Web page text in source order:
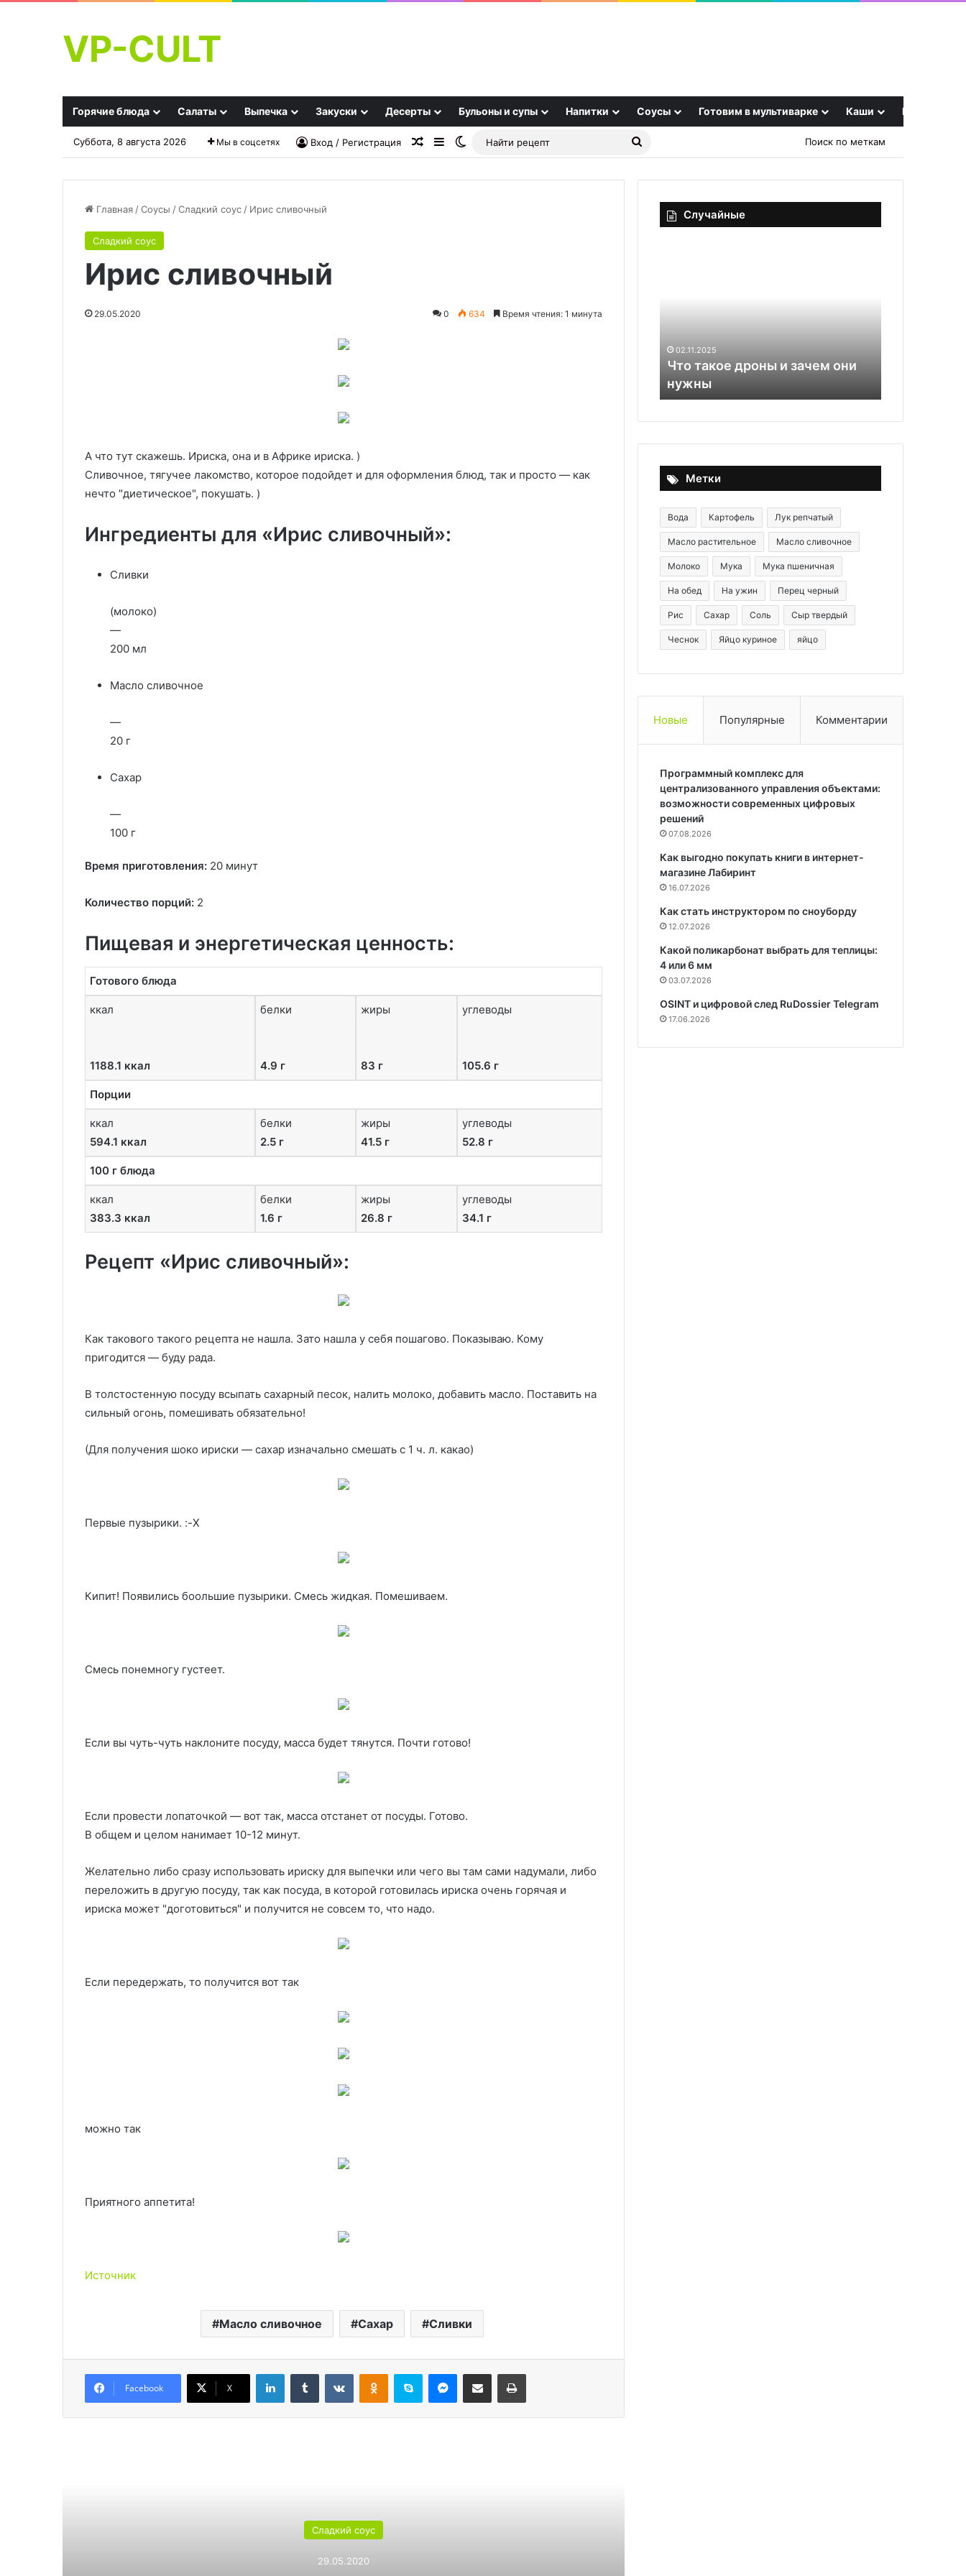
VP-CULT
Горячие блюда Салаты Выпечка Закуски Десерты Бульоны и супы Напитки Соусы Готовим в мультиварке Каши Еще
Суббота, 8 августа 2026 Мы в соцсетях Вход / Регистрация Случайная статья
SidebarSwitch skin
Найти
Поиск по меткам
Главная /Соусы /Сладкий соус / Ирис сливочный
Сладкий соус
Ирис сливочный
29.05.2020 0 634 Время чтения: 1 минута
А что тут скажешь. Ириска, она и в Африке ириска. )
Сливочное, тягучее лакомство, которое подойдeт и для оформления блюд, так и просто — как
нечто "диетическое", покушать. )
Ингредиенты для «Ирис сливочный»:
Сливки
(молоко)
—
200 мл
Масло сливочное
—
20 г
Сахар
—
100 г
Время приготовления: 20 минут
Количество порций: 2
Пищевая и энергетическая ценность:
Готового блюда
ккал
1188.1 ккал
белки
4.9 г
жиры
83 г
углеводы
105.6 г
Порции
ккал
594.1 ккал
белки
2.5 г
жиры
41.5 г
углеводы
52.8 г
100 г блюда
ккал
383.3 ккал
белки
1.6 г
жиры
26.8 г
углеводы
34.1 г
Рецепт «Ирис сливочный»:
Как такового такого рецепта не нашла. Зато нашла у себя пошагово. Показываю. Кому
пригодится — буду рада.
В толстостенную посуду всыпать сахарный песок, налить молоко, добавить масло. Поставить на
сильный огонь, помешивать обязательно!
(Для получения шоко ириски — сахар изначально смешать с 1 ч. л. какао)
Первые пузырики. :-X
Кипит! Появились боольшие пузырики. Смесь жидкая. Помешиваем.
Смесь понемногу густеет.
Если вы чуть-чуть наклоните посуду, масса будет тянутся. Почти готово!
Если провести лопаточкой — вот так, масса отстанет от посуды. Готово.
В общем и целом нанимает 10-12 минут.
Желательно либо сразу использовать ириску для выпечки или чего вы там сами надумали, либо
переложить в другую посуду, так как посуда, в которой готовилась ириска очень горячая и
ириска может "доготовиться" и получится не совсем то, что надо.
Если передержать, то получится вот так
можно так
Приятного аппетита!
Источник
Масло сливочное Сахар Сливки
Facebook X
LinkedInTumblr ВконтактеОдноклассники
Skype Messenger
Поделиться через электронную почту Печатать
Сладкий соус
29.05.2020
Случайные
котлеты
(мерджимек-булгур кёфтеси)
02.11.2025
Что такое дроны и зачем они
нужны
раковину
Метки
Вода Картофель Лук репчатый
Масло растительное Масло сливочное
Молоко Мука Мука пшеничная
На обед На ужин Перец черный
Рис Сахар Соль Сыр твердый
Чеснок Яйцо куриное яйцо
Новые Популярные Комментарии
Программный комплекс для
централизованного управления объектами:
возможности современных цифровых
решений
07.08.2026
Как выгодно покупать книги в интернет-
магазине Лабиринт
16.07.2026
Как стать инструктором по сноуборду
12.07.2026
Какой поликарбонат выбрать для теплицы:
4 или 6 мм
03.07.2026
OSINT и цифровой след RuDossier Telegram
17.06.2026